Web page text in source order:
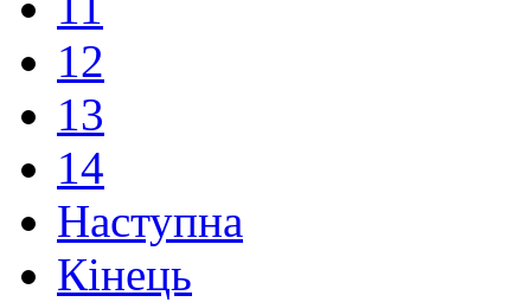
12
13
14
Наступна
Кінець